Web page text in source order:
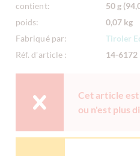
contient:
50 g
poids:
0,07 kg
Fabriqué par:
Tiroler
Réf. d'article :
14-6172
Cet article
ou n'est plus